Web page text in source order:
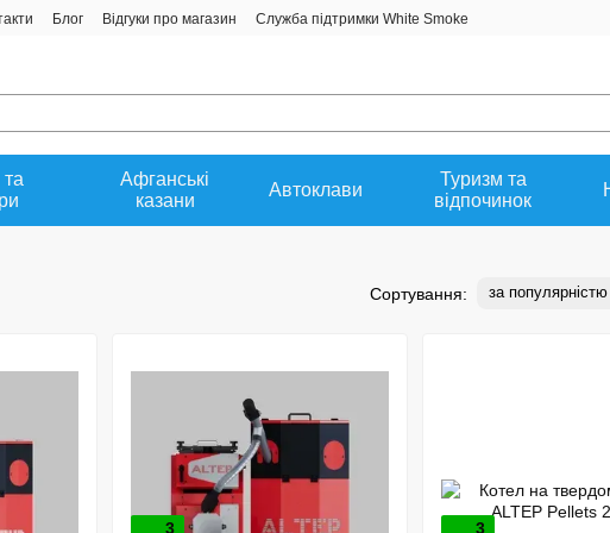
Блог Відгуки про магазин
Служба підтримки White Smoke
Афганські
казани
Автоклави
Туризм та
відпочинок
Сортування: за популярністю
3
3